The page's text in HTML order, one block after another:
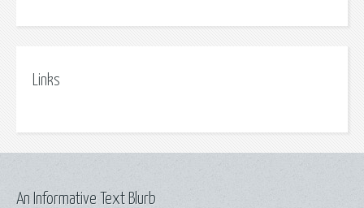
Links
An Informative Text Blurb